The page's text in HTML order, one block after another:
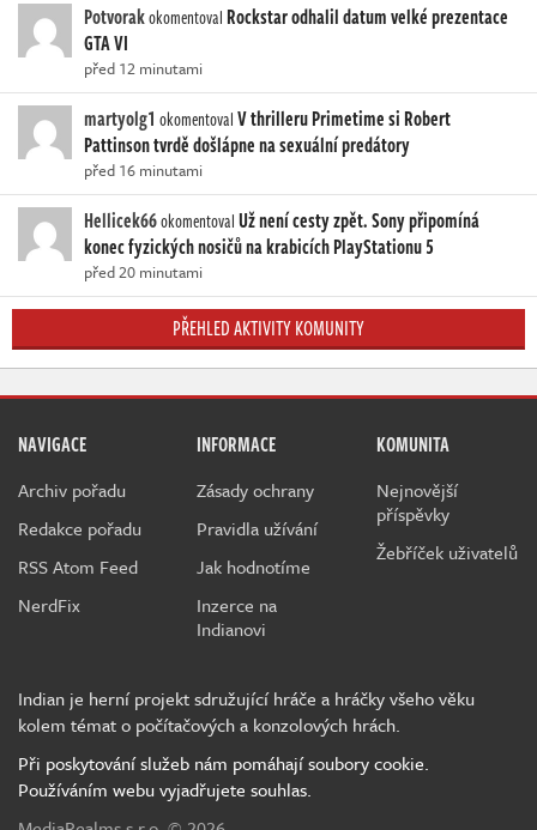
Potvorakokomentoval Rockstar odhalil datum velké prezentace
GTA VI
před 12 minutami
martyolg1 okomentovalV thrilleru Primetime si Robert
Pattinson tvrdě došlápne na sexuální predátory
před 16 minutami
Hellicek66okomentovalUž není cesty zpět. Sony připomíná
konec fyzických nosičů na krabicích PlayStationu 5
před 20 minutami
PŘEHLED AKTIVITY KOMUNITY
NAVIGACE
Archiv pořadu
Redakce pořadu
RSS Atom Feed
NerdFix
INFORMACE
Zásady ochrany
Pravidla užívání
Jak hodnotíme
Inzerce na
Indianovi
KOMUNITA
Nejnovější
příspěvky
Žebříček uživatelů
Indian je herní projekt sdružující hráče a hráčky všeho věku
kolem témat o počítačových a konzolových hrách.
Při poskytování služeb nám pomáhají soubory cookie.
Používáním webu vyjadřujete souhlas.